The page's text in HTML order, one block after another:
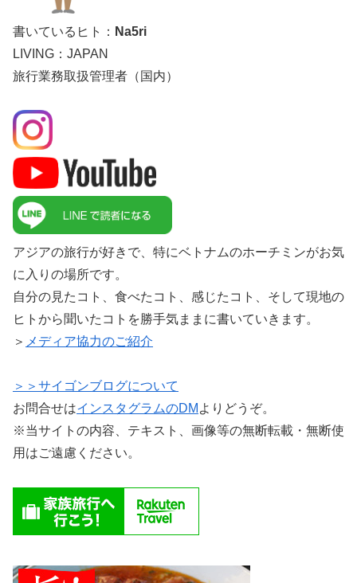
書いているヒト： Na5ri
LIVING：JAPAN
旅行業務取扱管理者（国内）
アジアの旅行が好きで、特にベトナムのホーチミンがお気
に入りの場所です。
自分の見たコト、食べたコト、感じたコト、そして現地の
ヒトから聞いたコトを勝手気ままに書いていきます。
＞ メディア協力のご紹介
＞＞サイゴンブログについて
お問合せはインスタグラムのDM よりどうぞ。
※当サイトの内容、テキスト、画像等の無断転載・無断使
用はご遠慮ください。